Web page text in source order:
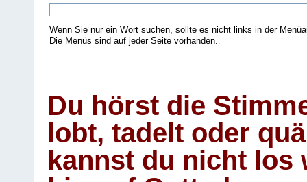
Wenn Sie nur ein Wort suchen, sollte es nicht links in der
Die Menüs sind auf jeder Seite vorhanden..
Du hörst die
lobt, tadelt oder
kannst du nicht los